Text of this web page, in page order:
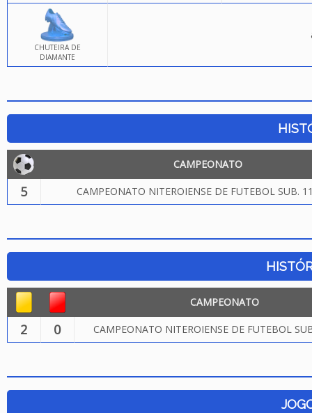
CHUTEIRA DE
DIAMANTE
CAMPEONATO
5 CAMPEONATO NITEROIENSE DE FUTEBOL SUB.
CAMPEONATO
2 0 CAMPEONATO NITEROIENSE DE FUTEBOL